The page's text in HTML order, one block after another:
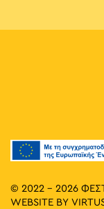
© 2022 - 2026
WEBSITE BY